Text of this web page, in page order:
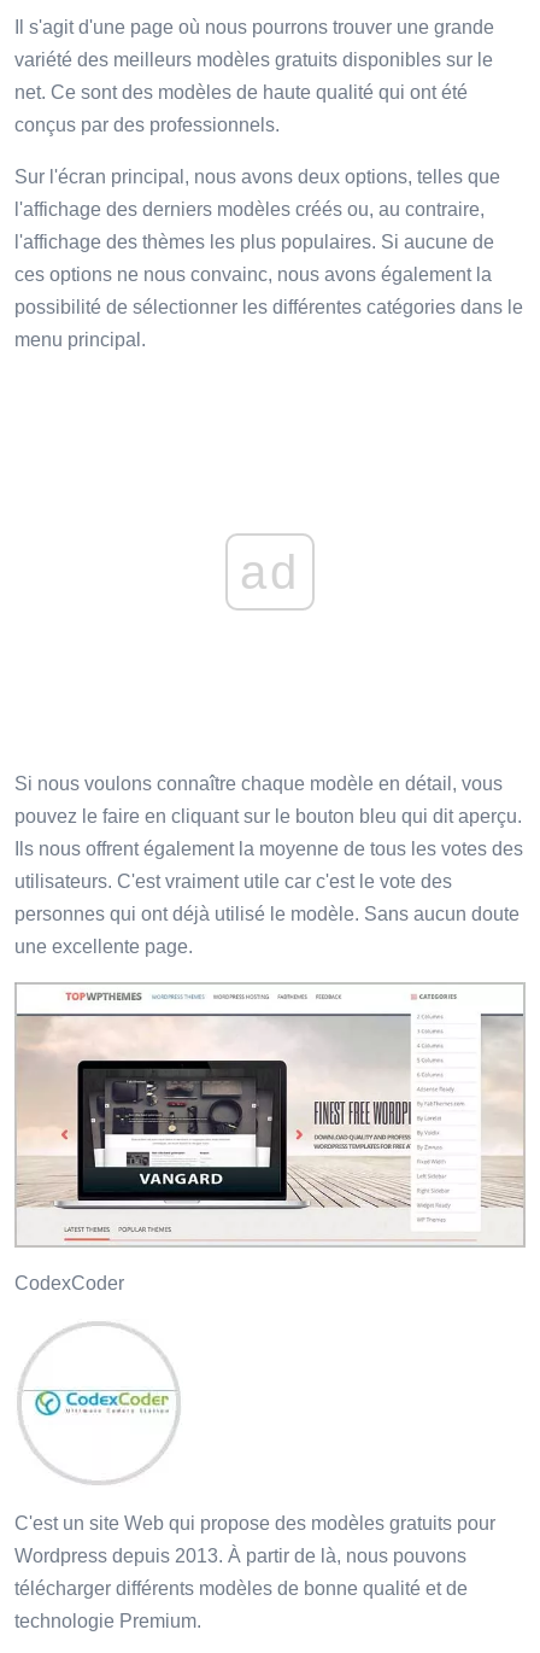
Il s'agit d'une page où nous pourrons trouver une grande
variété des meilleurs modèles gratuits disponibles sur le
net. Ce sont des modèles de haute qualité qui ont été
conçus par des professionnels.
Sur l'écran principal, nous avons deux options, telles que
l'affichage des derniers modèles créés ou, au contraire,
l'affichage des thèmes les plus populaires. Si aucune de
ces options ne nous convainc, nous avons également la
possibilité de sélectionner les différentes catégories dans le
menu principal.
ad
Si nous voulons connaître chaque modèle en détail, vous
pouvez le faire en cliquant sur le bouton bleu qui dit aperçu.
Ils nous offrent également la moyenne de tous les votes des
utilisateurs. C'est vraiment utile car c'est le vote des
personnes qui ont déjà utilisé le modèle. Sans aucun doute
une excellente page.
CodexCoder
C'est un site Web qui propose des modèles gratuits pour
Wordpress depuis 2013. À partir de là, nous pouvons
télécharger différents modèles de bonne qualité et de
technologie Premium.